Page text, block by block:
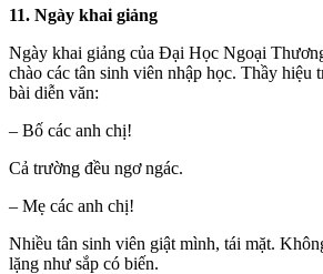
11. Ngày khai giảng
Ngày khai giảng của Đại Học Ngoại
chào các tân sinh viên nhập học. Thầy
bài diễn văn:
– Bố các anh chị!
Cả trường đều ngơ ngác.
– Mẹ các anh chị!
Nhiều tân sinh viên giật mình, tái mặt.
lặng như sắp có biến.